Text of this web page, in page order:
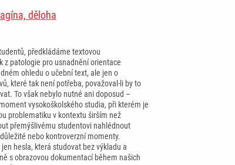
děloha
předkládáme textovou
z patologie pro usnadnění orientace
ohledu o učební text, ale jen o
které tak není potřeba, považoval-li by to
To však nebylo nutné ani doposud –
vysokoškolského studia, při kterém je
problematiku v kontextu širším než
přemýšlivému studentovi nahlédnout
nebo kontroverzní momenty.
hesla, která studovat bez výkladu a
s obrazovou dokumentací během našich